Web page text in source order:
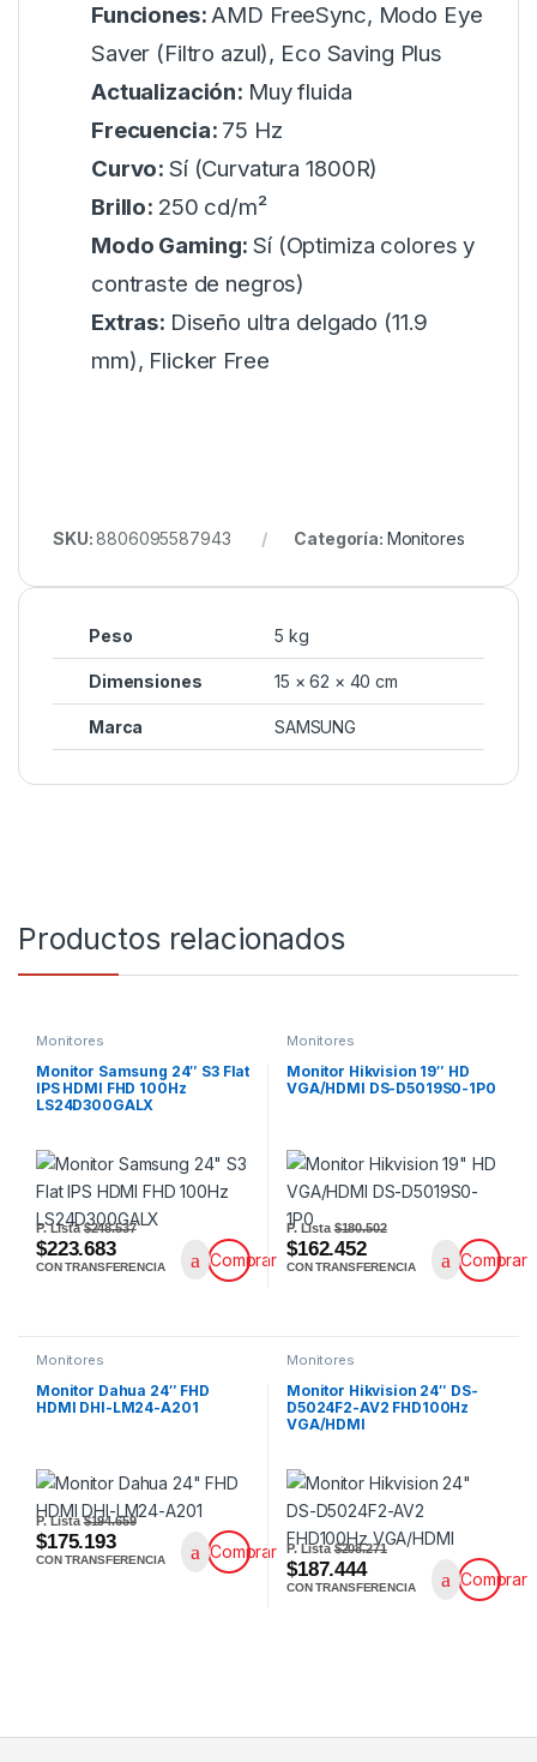
Funciones:AMD FreeSync, Modo Eye
Saver (Filtro azul), Eco Saving Plus
Actualización: Muy fluida
Frecuencia: 75 Hz
Curvo:Sí (Curvatura 1800R)
Brillo: 250 cd/m²
Modo Gaming:Sí (Optimiza colores y
contraste de negros)
Extras: Diseño ultra delgado (11.9
mm), Flicker Free
SKU:8806095587943 Categoría: Monitores
Peso 5 kg
Dimensiones 15 × 62 × 40 cm
Marca SAMSUNG
Productos relacionados
Monitores
Monitor Samsung 24″ S3 Flat
IPS HDMI FHD 100Hz
LS24D300GALX
P. Lista$248.537
$223.683
CON TRANSFERENCIA Comprar
Monitores
Monitor Hikvision 19″ HD
VGA/HDMI DS-D5019S0-1P0
P. Lista$180.502
$162.452
CON TRANSFERENCIA Comprar
Monitores
Monitor Dahua 24″ FHD
HDMI DHI-LM24-A201
P. Lista$194.659
$175.193
CON TRANSFERENCIA Comprar
Monitores
Monitor Hikvision 24″ DS-
D5024F2-AV2 FHD100Hz
VGA/HDMI
P. Lista$208.271
$187.444
CON TRANSFERENCIA Comprar